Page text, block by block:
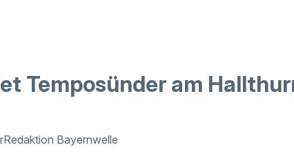
Temposünder am
Redaktion Bayernwelle